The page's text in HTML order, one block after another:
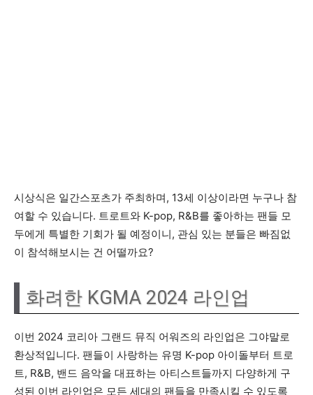
시상식은 일간스포츠가 주최하며, 13세 이상이라면 누구나 참
여할 수 있습니다. 트로트와 K-pop, R&B를 좋아하는 팬들 모
두에게 특별한 기회가 될 예정이니, 관심 있는 분들은 빠짐없
이 참석해보시는 건 어떨까요?
화려한 KGMA 2024 라인업
이번 2024 코리아 그랜드 뮤직 어워즈의 라인업은 그야말로
환상적입니다. 팬들이 사랑하는 유명 K-pop 아이돌부터 트로
트, R&B, 밴드 음악을 대표하는 아티스트들까지 다양하게 구
성된 이번 라인업은 모든 세대의 팬들을 만족시킬 수 있도록